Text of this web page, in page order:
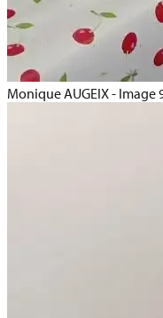
Monique AUGEIX - Image